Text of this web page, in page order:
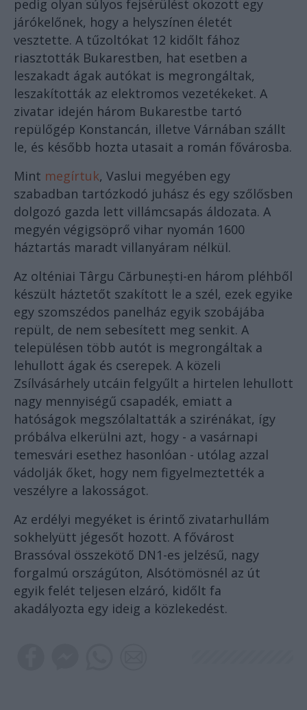
pedig olyan súlyos fejsérülést okozott egy
járókelőnek, hogy a helyszínen életét
vesztette. A tűzoltókat 12 kidőlt fához
riasztották Bukarestben, hat esetben a
leszakadt ágak autókat is megrongáltak,
leszakították az elektromos vezetékeket. A
zivatar idején három Bukarestbe tartó
repülőgép Konstancán, illetve Várnában szállt
le, és később hozta utasait a román fővárosba.
Mint megírtuk, Vaslui megyében egy
szabadban tartózkodó juhász és egy szőlősben
dolgozó gazda lett villámcsapás áldozata. A
megyén végigsöprő vihar nyomán 1600
háztartás maradt villanyáram nélkül.
Az olténiai Târgu Cărbunești-en három pléhből
készült háztetőt szakított le a szél, ezek egyike
egy szomszédos panelház egyik szobájába
repült, de nem sebesített meg senkit. A
településen több autót is megrongáltak a
lehullott ágak és cserepek. A közeli
Zsílvásárhely utcáin felgyűlt a hirtelen lehullott
nagy mennyiségű csapadék, emiatt a
hatóságok megszólaltatták a szirénákat, így
próbálva elkerülni azt, hogy - a vasárnapi
temesvári esethez hasonlóan - utólag azzal
vádolják őket, hogy nem figyelmeztették a
veszélyre a lakosságot.
Az erdélyi megyéket is érintő zivatarhullám
sokhelyütt jégesőt hozott. A fővárost
Brassóval összekötő DN1-es jelzésű, nagy
forgalmú országúton, Alsótömösnél az út
egyik felét teljesen elzáró, kidőlt fa
akadályozta egy ideig a közlekedést.